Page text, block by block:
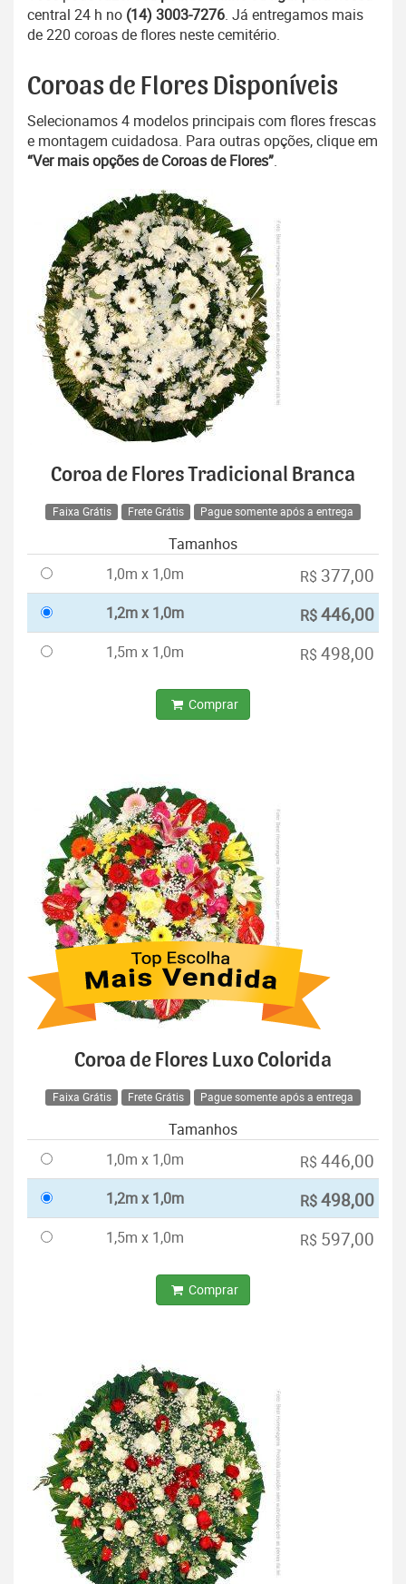
central 24 h no (14) 3003-7276. Já entregamos mais
de 220 coroas de flores neste cemitério.
Coroas de Flores Disponíveis
Selecionamos 4 modelos principais com flores frescas
e montagem cuidadosa. Para outras opções, clique em
“Ver mais opções de Coroas de Flores”.
Coroa de Flores Tradicional Branca
Faixa Grátis Frete Grátis Pague somente após a entrega
Tamanhos
1,0m x 1,0m
R$ 377,00
1,2m x 1,0m R$446,00
1,5m x 1,0m R$ 498,00
Comprar
Coroa de Flores Luxo Colorida
Faixa Grátis Frete Grátis Pague somente após a entrega
Tamanhos
1,0m x 1,0m
R$ 446,00
1,2m x 1,0m R$498,00
1,5m x 1,0m R$ 597,00
Comprar